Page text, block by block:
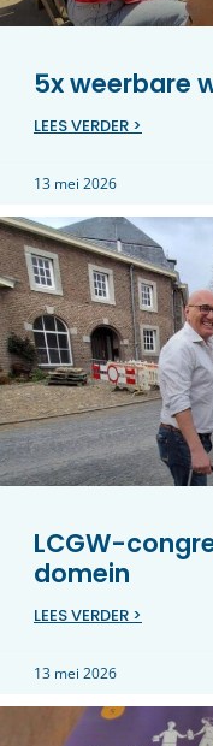
5x weerbare
LEES VERDER >
13 mei 2026
LCGW-
domein
LEES VERDER >
13 mei 2026